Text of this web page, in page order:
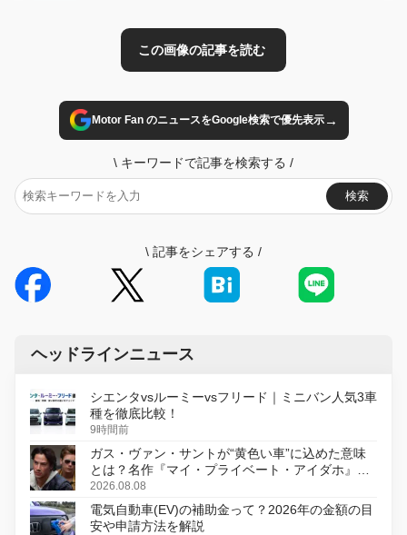
Motor Fan のニュースをGoogle検索で優先表示→
\ キーワードで記事を検索する /
検索
\ 記事をシェアする /
ヘッドラインニュース
シエンタvsルーミーvsフリード｜ミニバン人気3車
種を徹底比較！
9時間前
ガス・ヴァン・サントが“黄色い車”に込めた意味
とは？名作『マイ・プライベート・アイダホ』が
初のデジタルリマスター版で復活
2026.08.08
電気自動車(EV)の補助金って？2026年の金額の目
安や申請方法を解説